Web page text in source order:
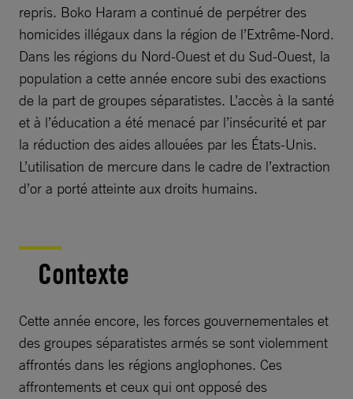
repris. Boko Haram a continué de perpétrer des
homicides illégaux dans la région de l’Extrême-Nord.
Dans les régions du Nord-Ouest et du Sud-Ouest, la
population a cette année encore subi des exactions
de la part de groupes séparatistes. L’accès à la santé
et à l’éducation a été menacé par l’insécurité et par
la réduction des aides allouées par les États-Unis.
L’utilisation de mercure dans le cadre de l’extraction
d’or a porté atteinte aux droits humains.
Contexte
Cette année encore, les forces gouvernementales et
des groupes séparatistes armés se sont violemment
affrontés dans les régions anglophones. Ces
affrontements et ceux qui ont opposé des